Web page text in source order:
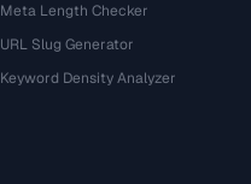
Meta Length Checker
URL Slug Generator
Keyword Density Analyzer